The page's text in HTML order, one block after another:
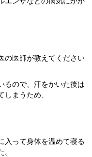
の医師が教えてください
るので、汗をかいた後は
まうため、
入って身体を温めて寝る